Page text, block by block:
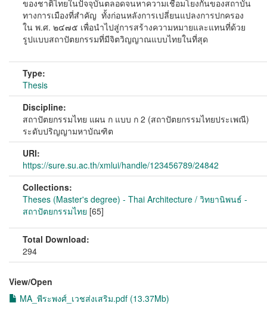
ของชาติไทยในปัจจุบันตลอดจนหาความเชื่อมโยงกันของสถาบัน
ทางการเมืองที่สำคัญ ทั้งก่อนหลังการเปลี่ยนแปลงการปกครอง
ใน พ.ศ. ๒๔๗๕ เพื่อนำไปสู่การสร้างความหมายและแทนที่ด้วย
รูปแบบสถาปัตยกรรมที่มีจิตวิญญาณแบบไทยในที่สุด
Type:
Thesis
Discipline:
สถาปัตยกรรมไทย แผน ก แบบ ก 2 (สถาปัตยกรรมไทยประเพณี)
ระดับปริญญามหาบัณฑิต
URI:
https://sure.su.ac.th/xmlui/handle/123456789/24842
Collections:
Theses (Master's degree) - Thai Architecture / วิทยานิพนธ์ -
สถาปัตยกรรมไทย [65]
Total Download:
294
View/Open
MA_พีระพงศ์_เวชส่งเสริม.pdf (13.37Mb)